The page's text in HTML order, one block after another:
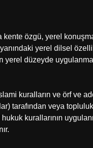
özgü, yerel
yerel dilsel
yerel düzeyde
kuralların ve örf ve
tarafından veya
kurallarının